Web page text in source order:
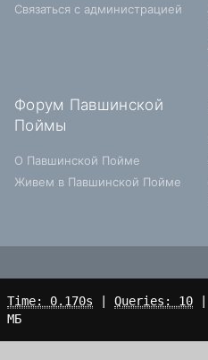
Связаться с администрацией
Форум Павшинской
Поймы
О Павшинской Пойме
Живем в Павшинской Пойме
Time: 0.170s Queries: 10 |
МБ